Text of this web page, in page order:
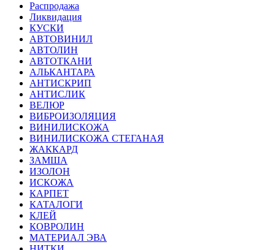
Распродажа
Ликвидация
КУСКИ
АВТОВИНИЛ
АВТОЛИН
АВТОТКАНИ
АЛЬКАНТАРА
АНТИСКРИП
АНТИСЛИК
ВЕЛЮР
ВИБРОИЗОЛЯЦИЯ
ВИНИЛИСКОЖА
ВИНИЛИСКОЖА СТЕГАНАЯ
ЖАККАРД
ЗАМША
ИЗОЛОН
ИСКОЖА
КАРПЕТ
КАТАЛОГИ
КЛЕЙ
КОВРОЛИН
МАТЕРИАЛ ЭВА